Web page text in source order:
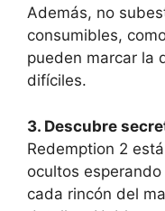
Además, no
consumibles,
pueden marcar la
difíciles.
3. Descubre
Redemption 2
ocultos
cada rincón del